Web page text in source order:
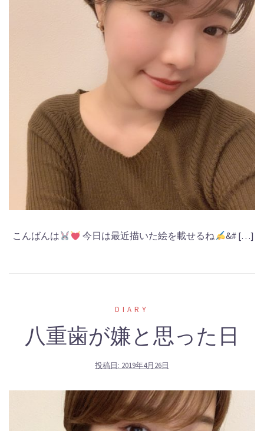
こんばんは 今日は最近描いた絵を載せるね &# […]
DIARY
八重歯が嫌と思った日
投稿日: 2019年4月26日